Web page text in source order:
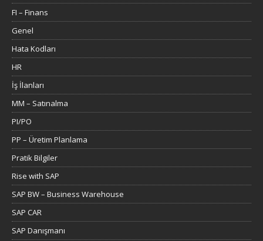
FI – Finans
Genel
Hata Kodları
HR
İş İlanları
MM – Satınalma
PI/PO
PP – Üretim Planlama
Pratik Bilgiler
Rise with SAP
SAP BW – Business Warehouse
SAP CAR
SAP Danışmanı